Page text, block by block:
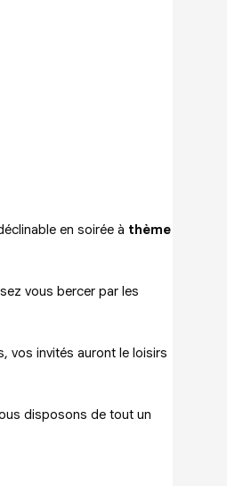
en soirée à thème
vous bercer par les
vos invités auront le loisirs
disposons de tout un